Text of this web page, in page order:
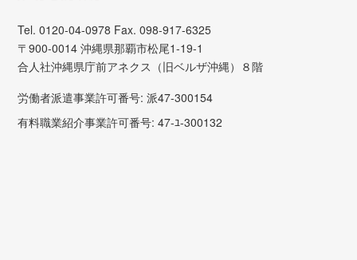
Tel. 0120-04-0978 Fax. 098-917-6325
〒900-0014 沖縄県那覇市松尾1-19-1
合人社沖縄県庁前アネクス（旧ベルザ沖縄）８階
労働者派遣事業許可番号: 派47-300154
有料職業紹介事業許可番号: 47-ﾕ-300132